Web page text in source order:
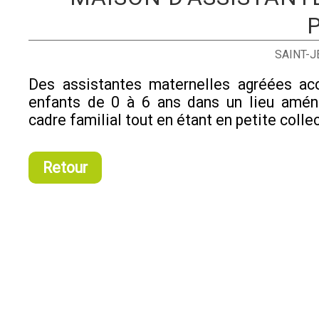
SAINT-
Des assistantes maternelles agréées
enfants de 0 à 6 ans dans un lieu
cadre familial tout en étant en petite
Retour